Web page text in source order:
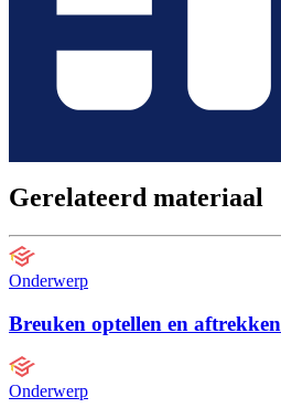
Gerelateerd materiaal
Onderwerp
Breuken optellen en aftrekken
Onderwerp